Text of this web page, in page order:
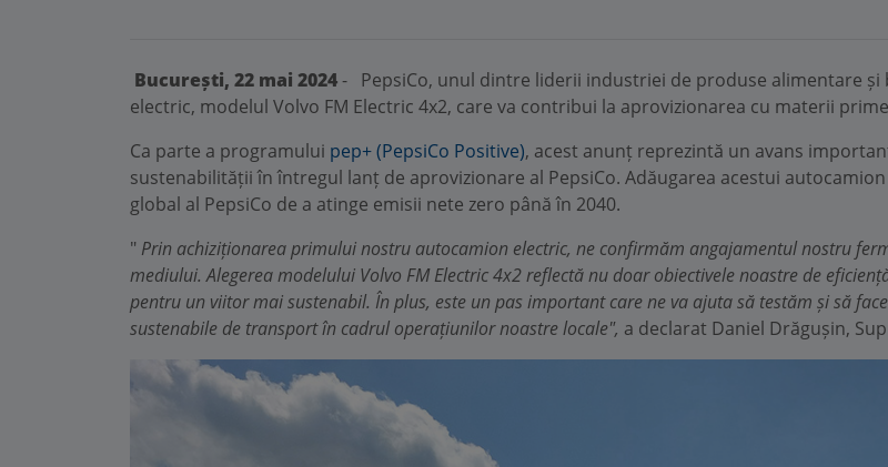
București, 22 mai 2024- PepsiCo, unul dintre liderii industriei de produse alimentare
electric, modelul Volvo FM Electric 4x2, care va contribui la aprovizionarea cu materii
Ca parte a programului pep+ (PepsiCo Positive), acest anunț reprezintă un avans
sustenabilității în întregul lanț de aprovizionare al PepsiCo. Adăugarea acestui
global al PepsiCo de a atinge emisii nete zero până în 2040.
" Prin achiziționarea primului nostru autocamion electric, ne confirmăm angajamentul nostru
mediului. Alegerea modelului Volvo FM Electric 4x2 reflectă nu doar obiectivele noastre de
pentru un viitor mai sustenabil. În plus, este un pas important care ne va ajuta să testăm și să
sustenabile de transport în cadrul operațiunilor noastre locale", a declarat Daniel Drăgușin,